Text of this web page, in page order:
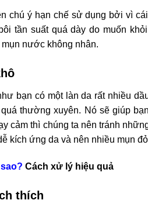
chú ý hạn chế sử dụng bởi vì
tần suất quá dày do muốn
nước không nhân.
bạn có một làn da rất nhiều
thường xuyên. Nó sẽ giúp
cảm thì chúng ta nên tránh
kích ứng da và nên nhiều mụn
Cách xử lý hiệu quả
thích